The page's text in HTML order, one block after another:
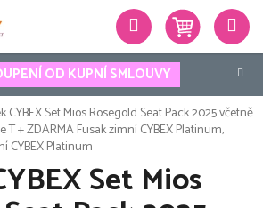
OD KUPNÍ SMLOUVY
Hledat
CYBEX Set Mios Rosegold Seat Pack 2025 včetně
T + ZDARMA Fusak zimní CYBEX Platinum,
CYBEX Platinum
Set Mios